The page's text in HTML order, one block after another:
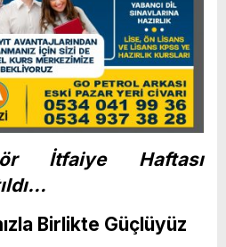
İtfaiye Haftası
Birlikte Güçlüyüz